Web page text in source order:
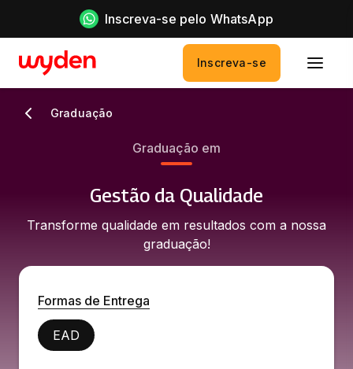
Inscreva-se pelo WhatsApp
Inscreva-se
Graduação
Graduação em
Gestão da Qualidade
Transforme qualidade em resultados com a nossa
graduação!
Formas de Entrega
EAD